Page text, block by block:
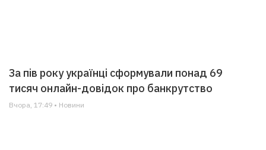
За пів року українці сформували понад 69
тисяч онлайн-довідок про банкрутство
Вчора, 17:49 • Новини